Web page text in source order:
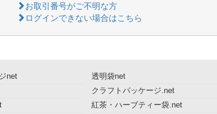
お取引番号がご不明な方
ログインできない場合はこちら
net
透明袋net
クラフトパッケージ.net
紅茶・ハーブティー袋.net